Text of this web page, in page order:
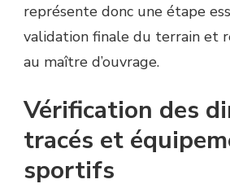
représente donc une étape
validation finale du terrain et
au maître d’ouvrage.
Vérification des
tracés et
sportifs